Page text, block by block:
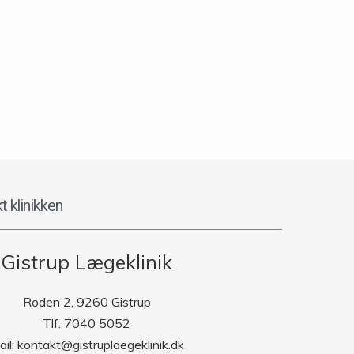
klinikken
Gistrup Lægeklinik
Roden 2, 9260 Gistrup
Tlf. 7040 5052
kontakt@gistruplaegeklinik.dk